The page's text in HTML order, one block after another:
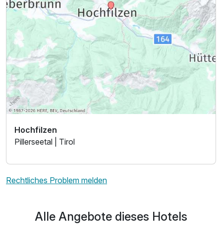
Hochfilzen
Pillerseetal | Tirol
Rechtliches Problem melden
Alle Angebote dieses Hotels